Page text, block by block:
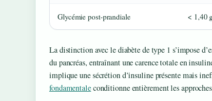
Glycémie post-prandiale < 1,40
La distinction avec le diabète de type 1 s’impose
du pancréas, entraînant une carence totale en
implique une sécrétion d’insuline présente mais
fondamentaleconditionne entièrement les